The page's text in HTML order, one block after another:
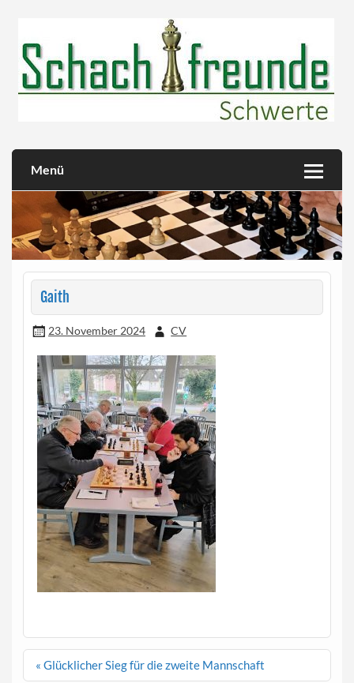
Menü
Gaith
23. November 2024 CV
Beitragsnavigation
« Glücklicher Sieg für die zweite Mannschaft